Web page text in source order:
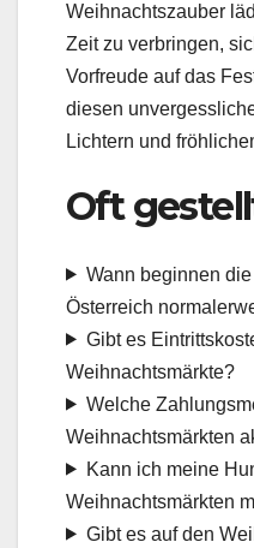
Weihnachtszauber
Zeit zu verbringen,
Vorfreude auf das
diesen
Lichtern und
Oft
Wann beginnen
Österreich
Gibt es
Weihnachtsmärkte?
Welche
Weihnachtsmärkten
Kann ich meine
Weihnachtsmärkten
Gibt es auf den